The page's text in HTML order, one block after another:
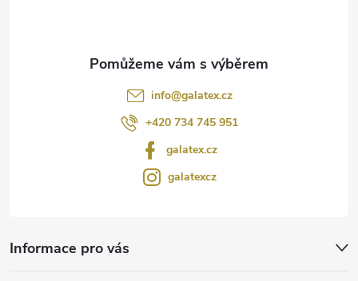
info@galatex.cz
+420 734 745 951
galatex.cz
galatexcz
Informace pro vás